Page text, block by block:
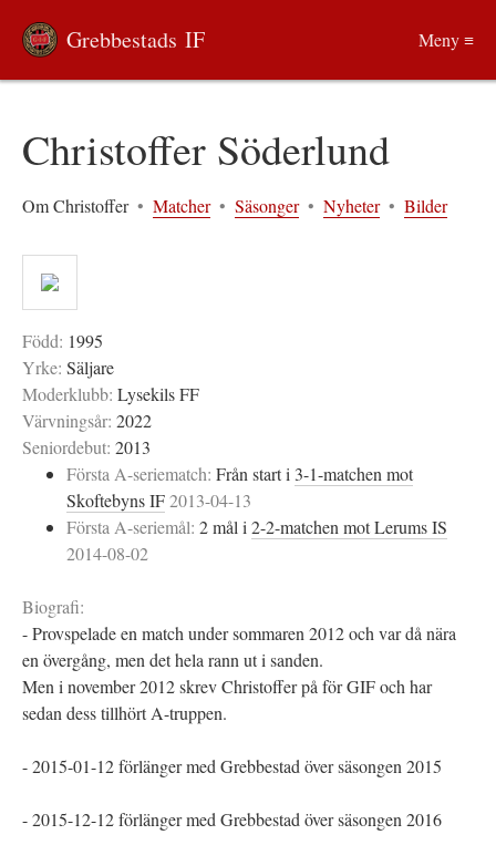
Christoffer Söderlund
Om Christoffer • Matcher • Säsonger • Nyheter • Bilder
Född: 1995
Yrke: Säljare
Moderklubb: Lysekils FF
Värvningsår: 2022
Seniordebut: 2013
Första A-seriematch: Från start i 3-1-matchen mot
Skoftebyns IF2013-04-13
Första A-seriemål: 2 mål i 2-2-matchen mot Lerums IS
2014-08-02
Biografi:
- Provspelade en match under sommaren 2012 och var då nära
en övergång, men det hela rann ut i sanden.
Men i november 2012 skrev Christoffer på för GIF och har
sedan dess tillhört A-truppen.
- 2015-01-12 förlänger med Grebbestad över säsongen 2015
- 2015-12-12 förlänger med Grebbestad över säsongen 2016
Grebbestads IF Meny ≡